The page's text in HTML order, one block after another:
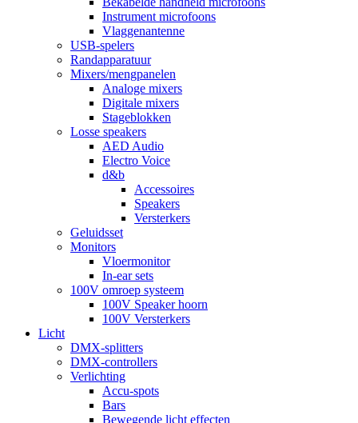
Instrument microfoons
Vlaggenantenne
USB-spelers
Randapparatuur
Mixers/mengpanelen
Analoge mixers
Digitale mixers
Stageblokken
Losse speakers
AED Audio
Electro Voice
d&b
Accessoires
Speakers
Versterkers
Geluidsset
Monitors
Vloermonitor
In-ear sets
100V omroep systeem
100V Speaker hoorn
100V Versterkers
Licht
DMX-splitters
DMX-controllers
Verlichting
Accu-spots
Bars
Bewegende licht effecten